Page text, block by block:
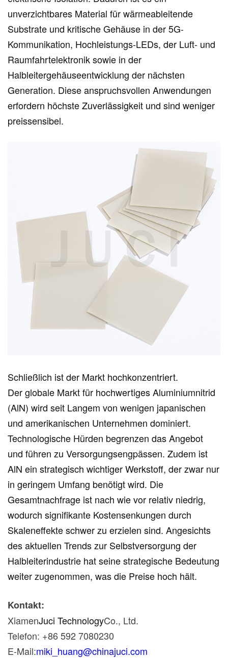
unverzichtbares Material für wärmeableitende
Substrate und kritische Gehäuse in der 5G-
Kommunikation, Hochleistungs-LEDs, der Luft- und
Raumfahrtelektronik sowie in der
Halbleitergehäuseentwicklung der nächsten
Generation. Diese anspruchsvollen Anwendungen
erfordern höchste Zuverlässigkeit und sind weniger
preissensibel.
Schließlich ist der Markt hochkonzentriert.
Der globale Markt für hochwertiges Aluminiumnitrid
(AlN) wird seit Langem von wenigen japanischen
und amerikanischen Unternehmen dominiert.
Technologische Hürden begrenzen das Angebot
und führen zu Versorgungsengpässen. Zudem ist
AlN ein strategisch wichtiger Werkstoff, der zwar nur
in geringem Umfang benötigt wird. Die
Gesamtnachfrage ist nach wie vor relativ niedrig,
wodurch signifikante Kostensenkungen durch
Skaleneffekte schwer zu erzielen sind. Angesichts
des aktuellen Trends zur Selbstversorgung der
Halbleiterindustrie hat seine strategische Bedeutung
weiter zugenommen, was die Preise hoch hält.
Kontakt:
XiamenJuci TechnologyCo., Ltd.
Telefon: +86 592 7080230
E-Mail:miki_huang@chinajuci.com